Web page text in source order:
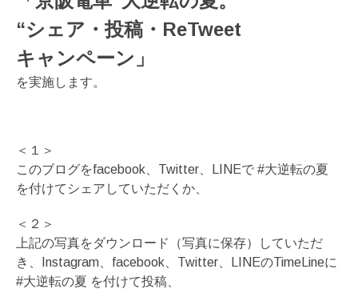
“シェア・投稿・ReTweet
キャンペーン」
を実施します。
＜１＞
このブログをfacebook、Twitter、LINEで #大逆転の夏
を付けてシェアしていただくか、
＜２＞
上記の写真をダウンロード（写真に保存）していただ
き、Instagram、facebook、Twitter、LINEのTimeLineに
#大逆転の夏 を付けて投稿、